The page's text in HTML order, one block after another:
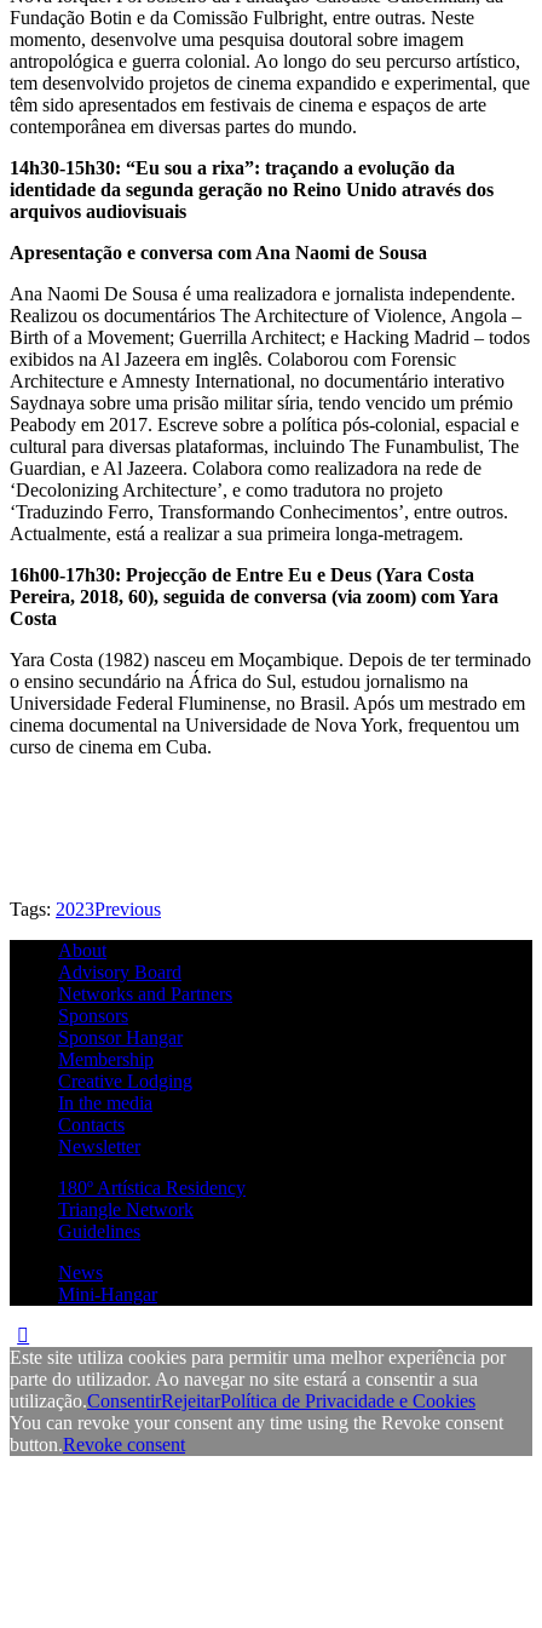
Fundação Botin e da Comissão Fulbright, entre outras. Neste
momento, desenvolve uma pesquisa doutoral sobre imagem
antropológica e guerra colonial. Ao longo do seu percurso artístico,
tem desenvolvido projetos de cinema expandido e experimental, que
têm sido apresentados em festivais de cinema e espaços de arte
contemporânea em diversas partes do mundo.
14h30-15h30: “Eu sou a rixa”: traçando a evolução da
identidade da segunda geração no Reino Unido através dos
arquivos audiovisuais
Apresentação e conversa com Ana Naomi de Sousa
Ana Naomi De Sousa é uma realizadora e jornalista independente.
Realizou os documentários The Architecture of Violence, Angola –
Birth of a Movement; Guerrilla Architect; e Hacking Madrid – todos
exibidos na Al Jazeera em inglês. Colaborou com Forensic
Architecture e Amnesty International, no documentário interativo
Saydnaya sobre uma prisão militar síria, tendo vencido um prémio
Peabody em 2017. Escreve sobre a política pós-colonial, espacial e
cultural para diversas plataformas, incluindo The Funambulist, The
Guardian, e Al Jazeera. Colabora como realizadora na rede de
‘Decolonizing Architecture’, e como tradutora no projeto
‘Traduzindo Ferro, Transformando Conhecimentos’, entre outros.
Actualmente, está a realizar a sua primeira longa-metragem.
16h00-17h30: Projecção de Entre Eu e Deus (Yara Costa
Pereira, 2018, 60), seguida de conversa (via zoom) com Yara
Costa
Yara Costa (1982) nasceu em Moçambique. Depois de ter terminado
o ensino secundário na África do Sul, estudou jornalismo na
Universidade Federal Fluminense, no Brasil. Após um mestrado em
cinema documental na Universidade de Nova York, frequentou um
curso de cinema em Cuba.
Tags: 2023Previous
About
Advisory Board
Networks and Partners
Sponsors
Sponsor Hangar
Membership
Creative Lodging
In the media
Contacts
Newsletter
180º Artística Residency
Triangle Network
Guidelines
News
Mini-Hangar
Este site utiliza cookies para permitir uma melhor experiência por
parte do utilizador. Ao navegar no site estará a consentir a sua
utilização.ConsentirRejeitarPolítica de Privacidade e Cookies
You can revoke your consent any time using the Revoke consent
button.Revoke consent